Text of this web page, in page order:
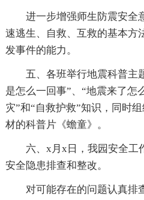
进一步增强师生防震安全
速逃生、自救、互救的基本方
发事件的能力。
五、各班举行地震科普主
是怎么一回事”、“地震来了怎
灾”和“自救护救”知识，同时
材的科普片《蟾童》。
六、x月x日，我园安全工
安全隐患排查和整改。
对可能存在的问题认真排